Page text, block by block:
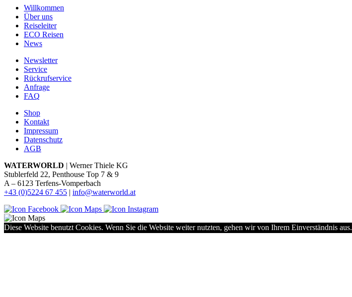
Willkommen
Über uns
Reiseleiter
ECO Reisen
News
Newsletter
Service
Rückrufservice
Anfrage
FAQ
Shop
Kontakt
Impressum
Datenschutz
AGB
WATERWORLD | Werner Thiele KG
Stublerfeld 22, Penthouse Top 7 & 9
A – 6123 Terfens-Vomperbach
+43 (0)5224 67 455 | info@waterworld.at
Diese Website benutzt Cookies. Wenn Sie die Website weiter nutzten, gehen wir von Ihrem Einverständnis aus.